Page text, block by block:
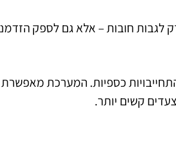
חובות – אלא גם לספק
כספיות. המערכת
קשים יותר.